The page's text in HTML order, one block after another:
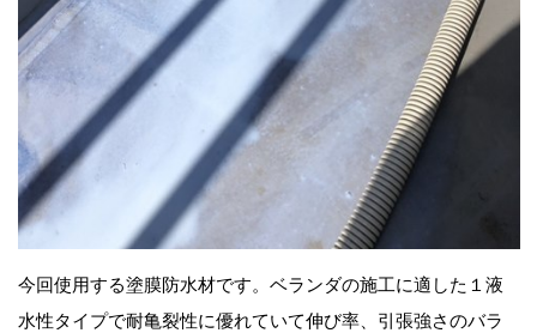
今回使用する塗膜防水材です。ベランダの施工に適した１液
水性タイプで耐亀裂性に優れていて伸び率、引張強さのバラ